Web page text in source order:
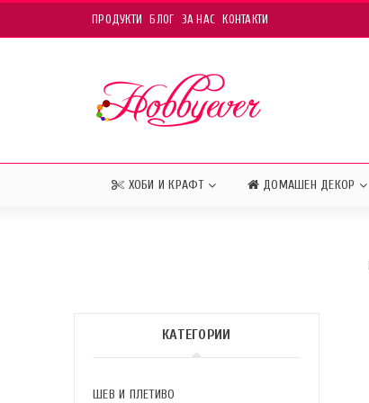
ПРОДУКТИ БЛОГ ЗА НАС КОНТАКТИ
ХОБИ И КРАФТ ДОМАШЕН ДЕКОР
КАТЕГОРИИ
ШЕВ И ПЛЕТИВО